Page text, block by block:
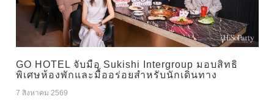
GO HOTEL จับมือ Sukishi Intergroup มอบสิทธิ
พิเศษห้องพักและมื้ออร่อยสำหรับนักเดินทาง
7 สิงหาคม 2569